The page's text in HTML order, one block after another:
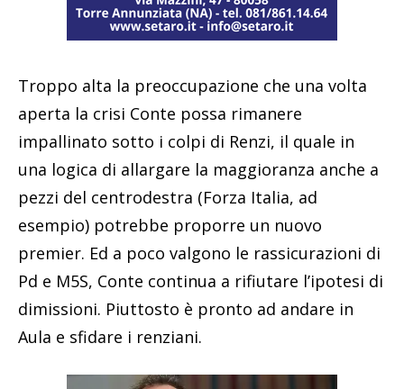
Troppo alta la preoccupazione che una volta
aperta la crisi Conte possa rimanere
impallinato sotto i colpi di Renzi, il quale in
una logica di allargare la maggioranza anche a
pezzi del centrodestra (Forza Italia, ad
esempio) potrebbe proporre un nuovo
premier. Ed a poco valgono le rassicurazioni di
Pd e M5S, Conte continua a rifiutare l’ipotesi di
dimissioni. Piuttosto è pronto ad andare in
Aula e sfidare i renziani.